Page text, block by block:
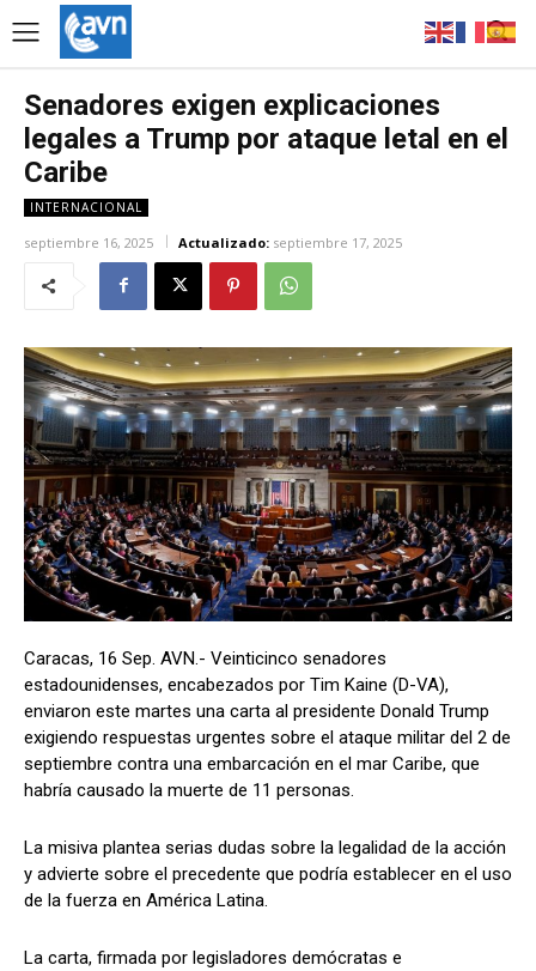
Senadores exigen explicaciones
legales a Trump por ataque letal en el
Caribe
INTERNACIONAL
septiembre 16, 2025 Actualizado: septiembre 17, 2025
Caracas, 16 Sep. AVN.- Veinticinco senadores
estadounidenses, encabezados por Tim Kaine (D-VA),
enviaron este martes una carta al presidente Donald Trump
exigiendo respuestas urgentes sobre el ataque militar del 2 de
septiembre contra una embarcación en el mar Caribe, que
habría causado la muerte de 11 personas.
La misiva plantea serias dudas sobre la legalidad de la acción
y advierte sobre el precedente que podría establecer en el uso
de la fuerza en América Latina.
La carta, firmada por legisladores demócratas e